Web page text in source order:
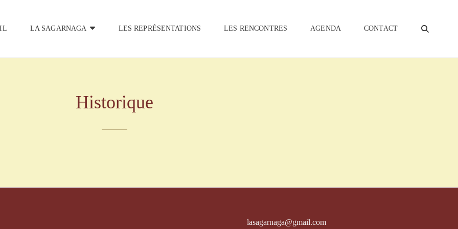
LA SAGARNAGA LES REPRÉSENTATIONS LES RENCONTRES AGENDA CONTACT
Historique
lasagarnaga@gmail.com